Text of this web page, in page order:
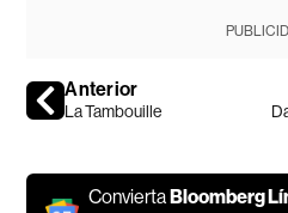
Anterior
La Tambouille
Convierta Bloomberg